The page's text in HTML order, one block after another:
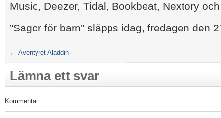
Music, Deezer, Tidal, Bookbeat, Nextory
”Sagor för barn” släpps idag, fredagen den
← Äventyret Aladdin
Lämna ett svar
Kommentar